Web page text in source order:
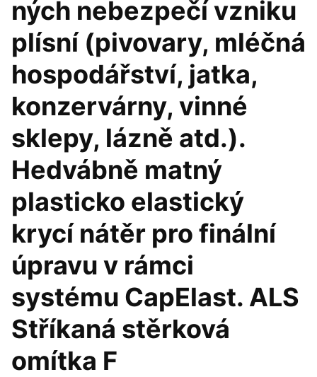
ných nebezpečí vzniku
plísní (pivovary, mléčná
hospodářství, jatka,
konzervárny, vinné
sklepy, lázně atd.).
Hedvábně matný
plasticko elastický
krycí nátěr pro finální
úpravu v rámci
systému CapElast. ALS
Stříkaná stěrková
omítka F